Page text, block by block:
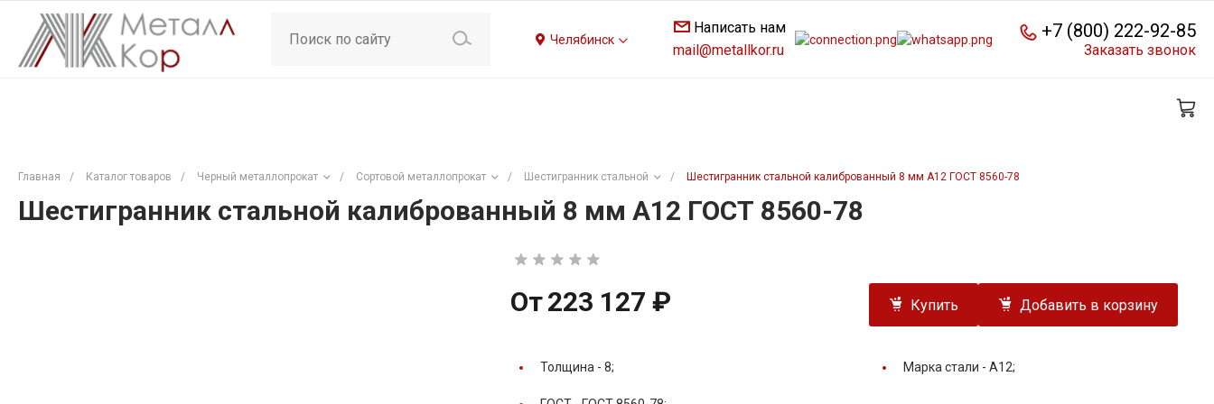
Челябинск
Написать нам
mail@metallkor.ru
+7 (800) 222-92-85
Заказать звонок
Главная / Каталог товаров / Черный металлопрокат / Сортовой металлопрокат / Шестигранник стальной / Шестигранник стальной калиброванный 8 мм А12 ГОСТ 8560-78
Шестигранник стальной калиброванный 8 мм А12 ГОСТ 8560-78
От223 127 ₽ Купить Добавить в корзину
Толщина - 8; Марка стали - А12;